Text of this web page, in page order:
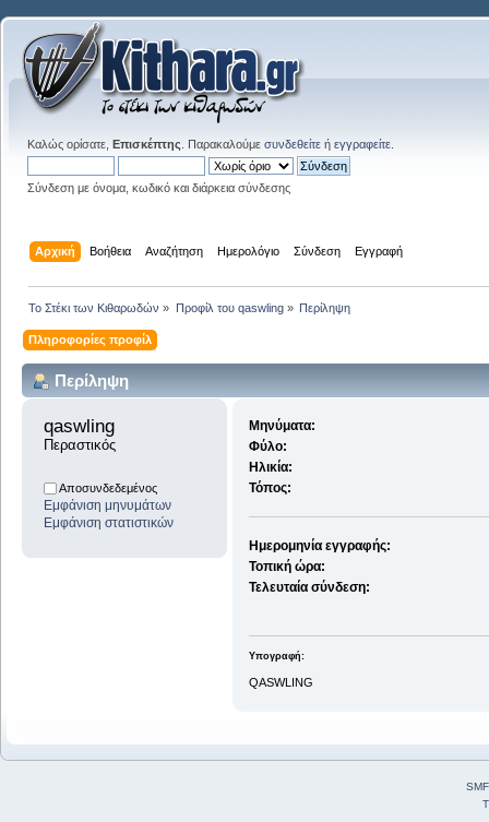
Καλώς ορίσατε, Επισκέπτης . Παρακαλούμε συνδεθείτε ή εγγραφείτε
Σύνδεση με όνομα, κωδικό και διάρκεια σύνδεσης
Αρχική Βοήθεια Αναζήτηση Ημερολόγιο Σύνδεση Εγγραφή
Το Στέκι των Κιθαρωδών » Προφίλ του qaswling» Περίληψη
Πληροφορίες προφίλ
Περίληψη
qaswling
Περαστικός
Αποσυνδεδεμένος
Εμφάνιση μηνυμάτων
Εμφάνιση στατιστικών
Μηνύματα:
Φύλο:
Ηλικία:
Τόπος:
Ημερομηνία εγγραφής:
Τοπική ώρα:
Τελευταία σύνδεση:
Υπογραφή:
QASWLING